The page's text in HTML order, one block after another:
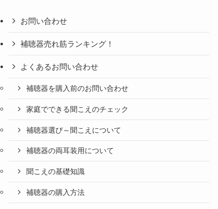
お問い合わせ
補聴器売れ筋ランキング！
よくあるお問い合わせ
補聴器を購入前のお問い合わせ
家庭でできる聞こえのチェック
補聴器選び～聞こえについて
補聴器の両耳装用について
聞こえの基礎知識
補聴器の購入方法